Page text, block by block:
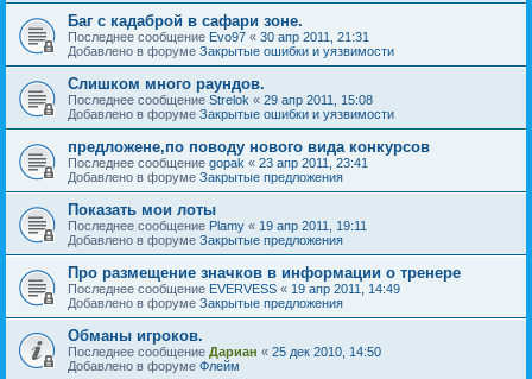
Баг с кадаброй в сафари зоне.
Последнее сообщение Evo97 « 30 апр 2011, 21:31
Добавлено в форуме Закрытые ошибки и уязвимости
Слишком много раундов.
Последнее сообщение Strelok « 29 апр 2011, 15:08
Добавлено в форуме Закрытые ошибки и уязвимости
предложене,по поводу нового вида конкурсов
Последнее сообщение gopak « 23 апр 2011, 23:41
Добавлено в форуме Закрытые предложения
Показать мои лоты
Последнее сообщение Plamy « 19 апр 2011, 19:11
Добавлено в форуме Закрытые предложения
Про размещение значков в информации о тренере
Последнее сообщение EVERVESS « 19 апр 2011, 14:49
Добавлено в форуме Закрытые предложения
Обманы игроков.
Последнее сообщение Дариан « 25 дек 2010, 14:50
Добавлено в форуме Флейм